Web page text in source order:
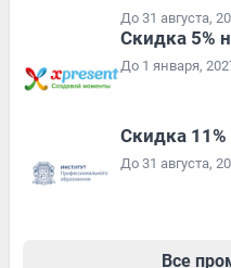
До 31 августа,
Скидка 5%
До 1 января,
Скидка
До 31 августа,
Все